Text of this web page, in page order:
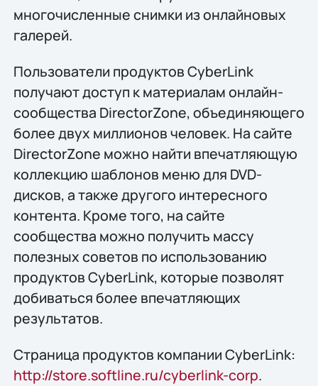
многочисленные снимки из онлайновых
галерей.
Пользователи продуктов CyberLink
получают доступ к материалам онлайн-
сообщества DirectorZone, объединяющего
более двух миллионов человек. На сайте
DirectorZone можно найти впечатляющую
коллекцию шаблонов меню для DVD-
дисков, а также другого интересного
контента. Кроме того, на сайте
сообщества можно получить массу
полезных советов по использованию
продуктов CyberLink, которые позволят
добиваться более впечатляющих
результатов.
Страница продуктов компании CyberLink:
http://store.softline.ru/cyberlink-corp.